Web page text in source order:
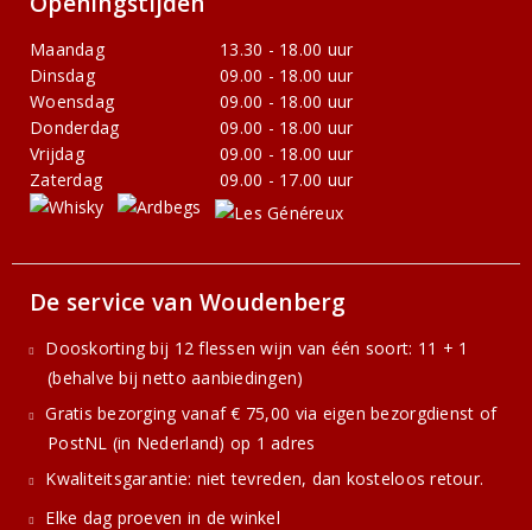
Maandag
13.30 - 18.00 uur
Dinsdag
09.00 - 18.00 uur
Woensdag
09.00 - 18.00 uur
Donderdag
09.00 - 18.00 uur
Vrijdag
09.00 - 18.00 uur
Zaterdag
09.00 - 17.00 uur
De service van Woudenberg
Dooskorting bij 12 flessen wijn van één soort: 11 + 1
(behalve bij netto aanbiedingen)
Gratis bezorging vanaf € 75,00 via eigen bezorgdienst of
PostNL (in Nederland) op 1 adres
Kwaliteitsgarantie: niet tevreden, dan kosteloos retour.
Elke dag proeven in de winkel